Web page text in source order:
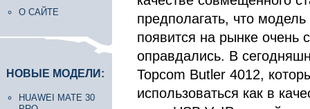
О САЙТЕ
НОВЫЕ МОДЕЛИ:
HUAWEI MATE 30
предполагать, что
появится на рынке очень
оправдались. В
Topcom Butler 4012,
использоваться как в